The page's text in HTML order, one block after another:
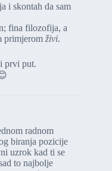
i skontah da sam
fina filozofija, a
primjerom živi.
prvi put.
radnom
biranja pozicije
uzrok kad ti se
to najbolje